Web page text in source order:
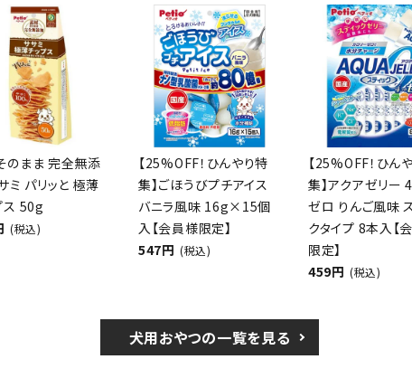
のまま 完全無添
ミ パリッと 極薄
ス 50g
(税込)
【25%OFF！ひんやり特
集】ごほうびプチアイス
バニラ風味 16g×15個
入【会員様限定】
547円 (税込)
【25%OFF！ひん
集】アクアゼリー
ゼロ りんご風味
クタイプ 8本入【
限定】
459円 (税込)
犬用おやつの一覧を見る